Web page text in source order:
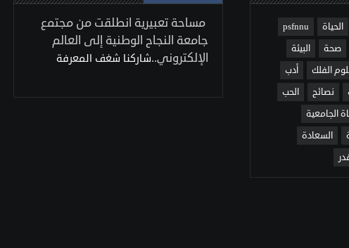
مساحة تعبيرية انطلقت من مجتمع
جامعة النجاح الوطنية إلى العالم
الإلكتروني..شاركنا شغف المعرفة
الحياة
psfnnu
صحة
البيئة
الفلك
أدب
نصائح
الحب
الجامعية
السعادة